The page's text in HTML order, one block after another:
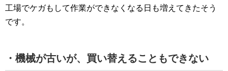
工場でケガもして作業ができなくなる日も増えてきたそう
です。
・機械が古いが、買い替えることもできない